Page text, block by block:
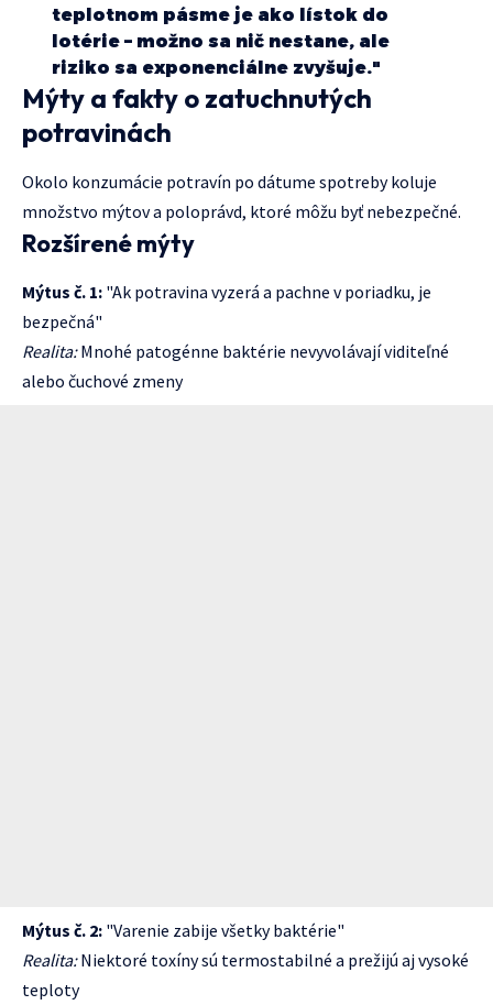
teplotnom pásme je ako lístok do
lotérie – možno sa nič nestane, ale
riziko sa exponenciálne zvyšuje."
Mýty a fakty o zatuchnutých
potravinách
Okolo konzumácie potravín po dátume spotreby koluje
množstvo mýtov a poloprávd, ktoré môžu byť nebezpečné.
Rozšírené mýty
Mýtus č. 1: "Ak potravina vyzerá a pachne v poriadku, je
bezpečná"
Realita:Mnohé patogénne baktérie nevyvolávají viditeľné
alebo čuchové zmeny
Mýtus č. 2: "Varenie zabije všetky baktérie"
Realita:Niektoré toxíny sú termostabilné a prežijú aj vysoké
teploty